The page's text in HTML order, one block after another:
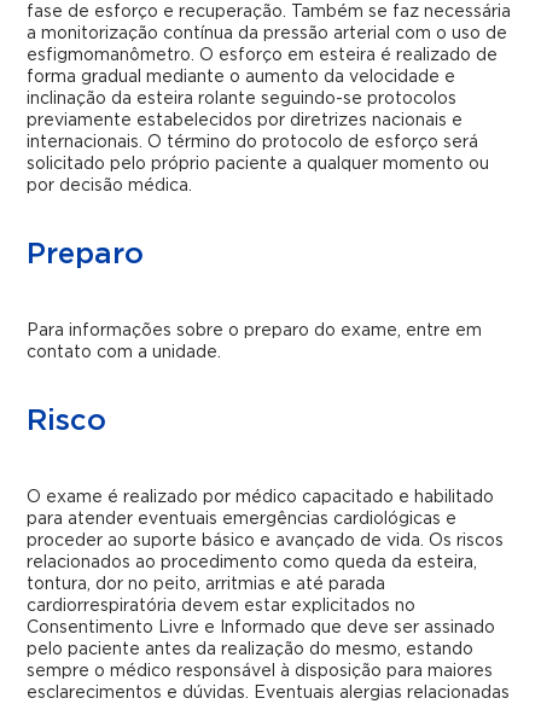
fase de esforço e recuperação. Também se faz necessária
a monitorização contínua da pressão arterial com o uso de
esfigmomanômetro. O esforço em esteira é realizado de
forma gradual mediante o aumento da velocidade e
inclinação da esteira rolante seguindo-se protocolos
previamente estabelecidos por diretrizes nacionais e
internacionais. O término do protocolo de esforço será
solicitado pelo próprio paciente a qualquer momento ou
por decisão médica.
Preparo
Para informações sobre o preparo do exame, entre em
contato com a unidade.
Risco
O exame é realizado por médico capacitado e habilitado
para atender eventuais emergências cardiológicas e
proceder ao suporte básico e avançado de vida. Os riscos
relacionados ao procedimento como queda da esteira,
tontura, dor no peito, arritmias e até parada
cardiorrespiratória devem estar explicitados no
Consentimento Livre e Informado que deve ser assinado
pelo paciente antes da realização do mesmo, estando
sempre o médico responsável à disposição para maiores
esclarecimentos e dúvidas. Eventuais alergias relacionadas